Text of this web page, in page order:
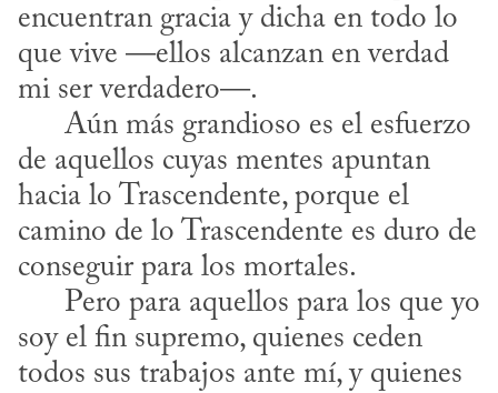
encuentran gracia y dicha en todo lo
que vive —ellos alcanzan en verdad
mi ser verdadero—.
de aquellos cuyas mentes apuntan
hacia lo Trascendente, porque el
camino de lo Trascendente es duro de
conseguir para los mortales.
soy el fin supremo, quienes ceden
todos sus trabajos ante mí, y quienes